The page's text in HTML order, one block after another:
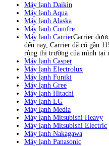
Máy lạnh Daikin
Máy lạnh Aqua
Máy lạnh Alaska
Máy lạnh Comfre
Máy lạnh CarrierCarrier
đến nay, Carrier đã có gần
rộng thị trường của mình tại
Máy lạnh Casper
Máy lạnh Electrolux
Máy lạnh Funiki
Máy lạnh Gree
Máy lạnh Hitachi
Máy lạnh LG
Máy lạnh Media
Máy lạnh Mitsubishi Heavy
Máy lạnh Mitsubishi Electric
Máy lạnh Nakagawa
Máy lạnh Panasonic